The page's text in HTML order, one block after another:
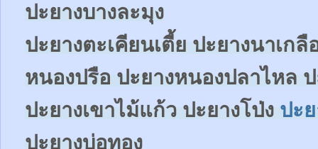
ปะยางบางละมุง
ปะยางตะเคียนเตี้ย ปะยางนาเกลื
หนองปรือ ปะยางหนองปลาไหล
ปะยางเขาไม้แก้ว ปะยางโป่ง ปะ
ปะยางบ่อทอง